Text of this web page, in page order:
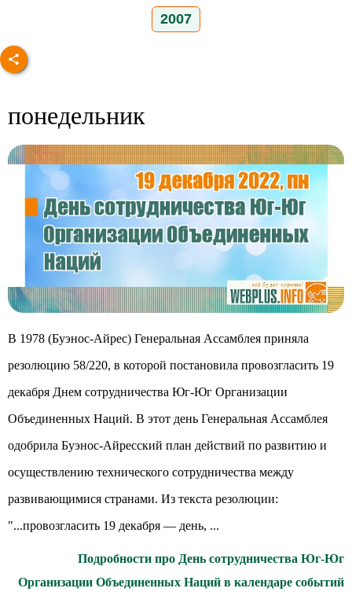
2007
понедельник
В 1978 (Буэнос-Айрес) Генеральная Ассамблея приняла
резолюцию 58/220, в которой постановила провозгласить 19
декабря Днем сотрудничества Юг-Юг Организации
Объединенных Наций. В этот день Генеральная Ассамблея
одобрила Буэнос-Айресский план действий по развитию и
осуществлению технического сотрудничества между
развивающимися странами. Из текста резолюции:
"...провозгласить 19 декабря — день, ...
Подробности про День сотрудничества Юг-Юг
Организации Объединенных Наций в календаре событий